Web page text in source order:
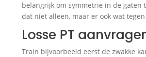
belangrijk om symmetrie in de gaten
dat niet alleen, maar er ook wat
Losse PT
Train bijvoorbeeld eerst de zwakke